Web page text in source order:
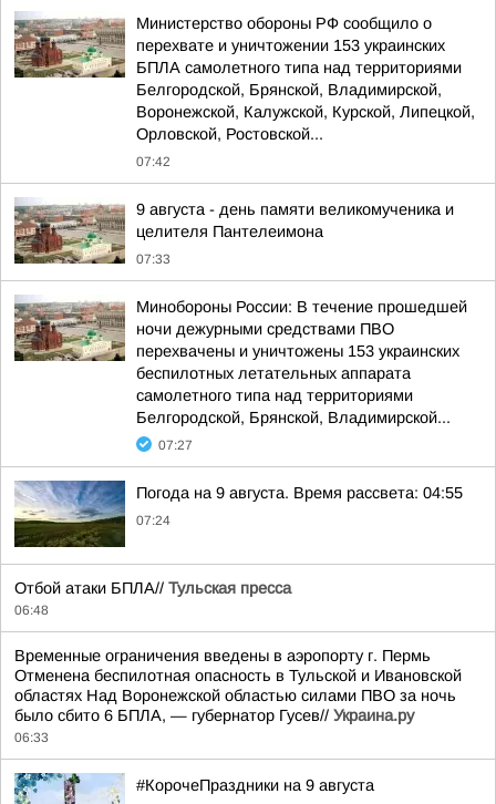
Министерство обороны РФ сообщило о
перехвате и уничтожении 153 украинских
БПЛА самолетного типа над территориями
Белгородской, Брянской, Владимирской,
Воронежской, Калужской, Курской, Липецкой,
Орловской, Ростовской...
07:42
9 августа - день памяти великомученика и
целителя Пантелеимона
07:33
Минобороны России: В течение прошедшей
ночи дежурными средствами ПВО
перехвачены и уничтожены 153 украинских
беспилотных летательных аппарата
самолетного типа над территориями
Белгородской, Брянской, Владимирской...
07:27
Погода на 9 августа. Время рассвета: 04:55
07:24
Отбой атаки БПЛА// Тульская пресса
06:48
Временные ограничения введены в аэропорту г. Пермь
Отменена беспилотная опасность в Тульской и Ивановской
областях Над Воронежской областью силами ПВО за ночь
было сбито 6 БПЛА, — губернатор Гусев// Украина.ру
06:33
#КорочеПраздники на 9 августа